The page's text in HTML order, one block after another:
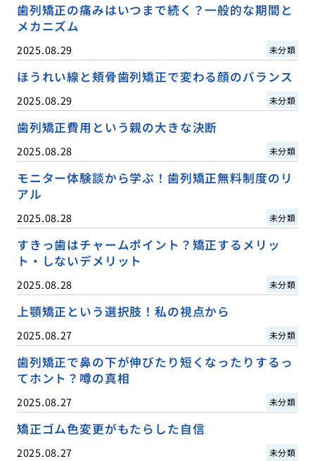
歯列矯正の痛みはいつまで続く？一般的な期間と
メカニズム
2025.08.29 未分類
ほうれい線と頬骨歯列矯正で変わる顔のバランス
2025.08.29 未分類
歯列矯正費用という親の大きな決断
2025.08.28 未分類
モニター体験談から学ぶ！歯列矯正無料制度のリ
アル
2025.08.28 未分類
すきっ歯はチャームポイント？矯正するメリッ
ト・しないデメリット
2025.08.28 未分類
上顎矯正という選択肢！私の視点から
2025.08.27 未分類
歯列矯正で鼻の下が伸びたり短くなったりするっ
てホント？噂の真相
2025.08.27 未分類
矯正ゴム色変更がもたらした自信
2025.08.27 未分類